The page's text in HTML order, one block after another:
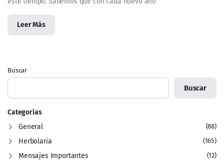
Leer Más
Buscar
Buscar
Categorías
General
(88)
Herbolaria (165)
Mensajes Importantes (12)